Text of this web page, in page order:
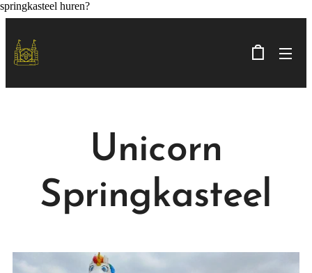
springkasteel huren?
Unicorn
Springkasteel